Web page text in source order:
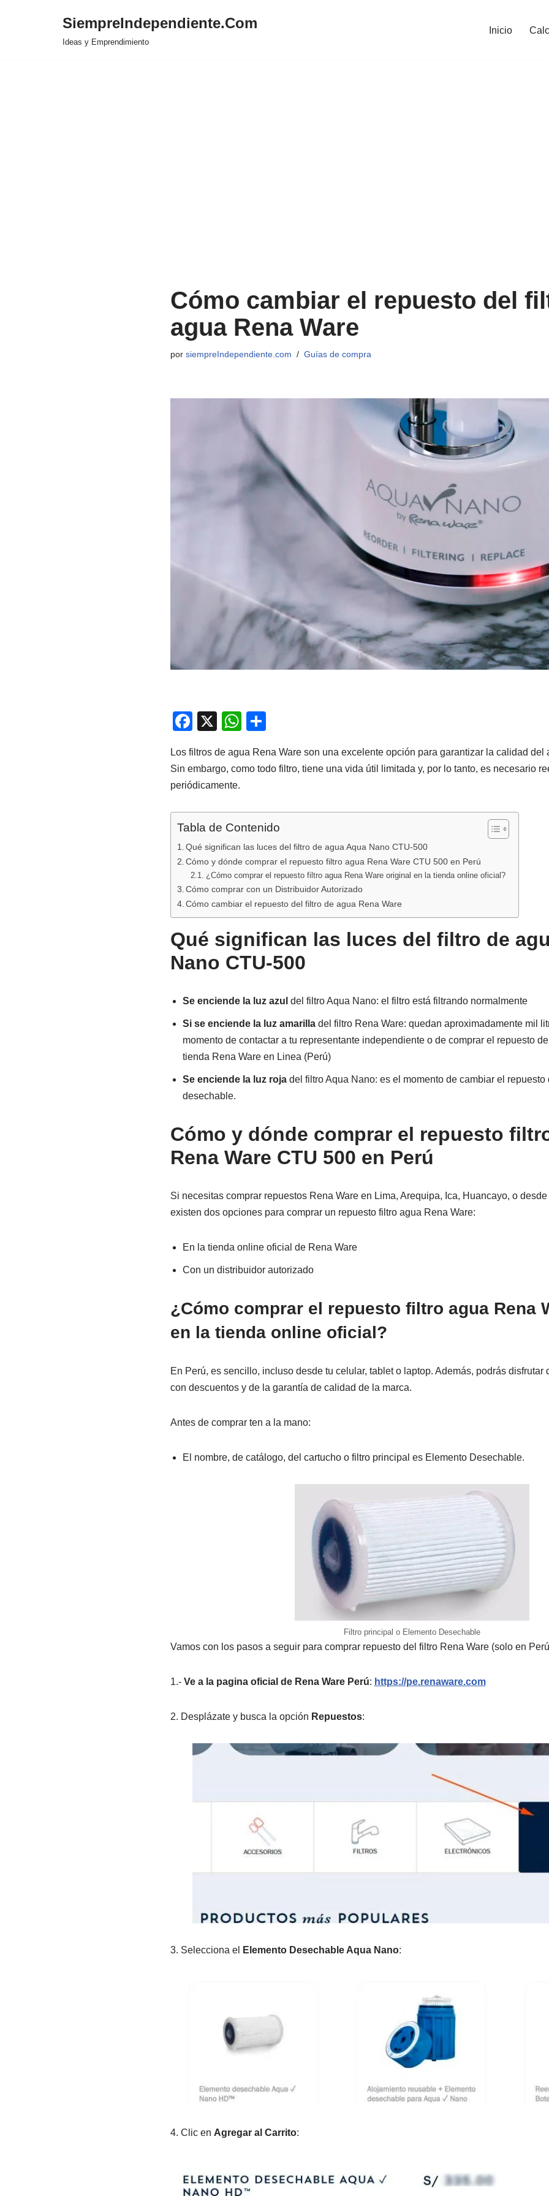
SiempreIndependiente.Com
Ideas y Emprendimiento
Inicio
Cómo cambiar el repuesto del
agua Rena Ware
por siempreIndependiente.com Guías de compra
F
c
e
o
o
k
X
W
at
p
p
m
tir
Los filtros de agua Rena Ware son una excelente opción para garantizar la calidad del
Sin embargo, como todo filtro, tiene una vida útil limitada y, por lo tanto, es necesario
periódicamente.
Tabla de Contenido
Qué significan las luces del filtro de agua Aqua Nano CTU-500
Cómo y dónde comprar el repuesto filtro agua Rena Ware CTU 500 en Perú
¿Cómo comprar el repuesto filtro agua Rena Ware original en la tienda online oficial?
Cómo comprar con un Distribuidor Autorizado
Cómo cambiar el repuesto del filtro de agua Rena Ware
Qué significan las luces del filtro de
Nano CTU-500
Se enciende la luz azul del filtro Aqua Nano: el filtro está filtrando normalmente
Si se enciende la luz amarilladel filtro Rena Ware: quedan aproximadamente mil
momento de contactar a tu representante independiente o de comprar el repuesto
tienda Rena Ware en Linea (Perú)
Se enciende la luz rojadel filtro Aqua Nano: es el momento de cambiar el repuesto
desechable.
Cómo y dónde comprar el repuesto
Rena Ware CTU 500 en Perú
Si necesitas comprar repuestos Rena Ware en Lima, Arequipa, Ica, Huancayo, o
existen dos opciones para comprar un repuesto filtro agua Rena Ware:
En la tienda online oficial de Rena Ware
Con un distribuidor autorizado
¿Cómo comprar el repuesto filtro agua Rena
en la tienda online oficial?
En Perú, es sencillo, incluso desde tu celular, tablet o laptop. Además, podrás disfrutar
con descuentos y de la garantía de calidad de la marca.
Antes de comprar ten a la mano:
El nombre, de catálogo, del cartucho o filtro principal es Elemento Desechable.
Filtro principal o Elemento Desechable
Vamos con los pasos a seguir para comprar repuesto del filtro Rena Ware (solo en
1.- Ve a la pagina oficial de Rena Ware Perú: https://pe.renaware.com
2. Desplázate y busca la opción Repuestos:
3. Selecciona el Elemento Desechable Aqua Nano:
4. Clic en Agregar al Carrito: